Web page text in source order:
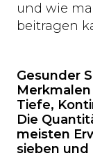
und wie
beitragen
Gesunder
Tiefe,
Die
meisten
sieben und